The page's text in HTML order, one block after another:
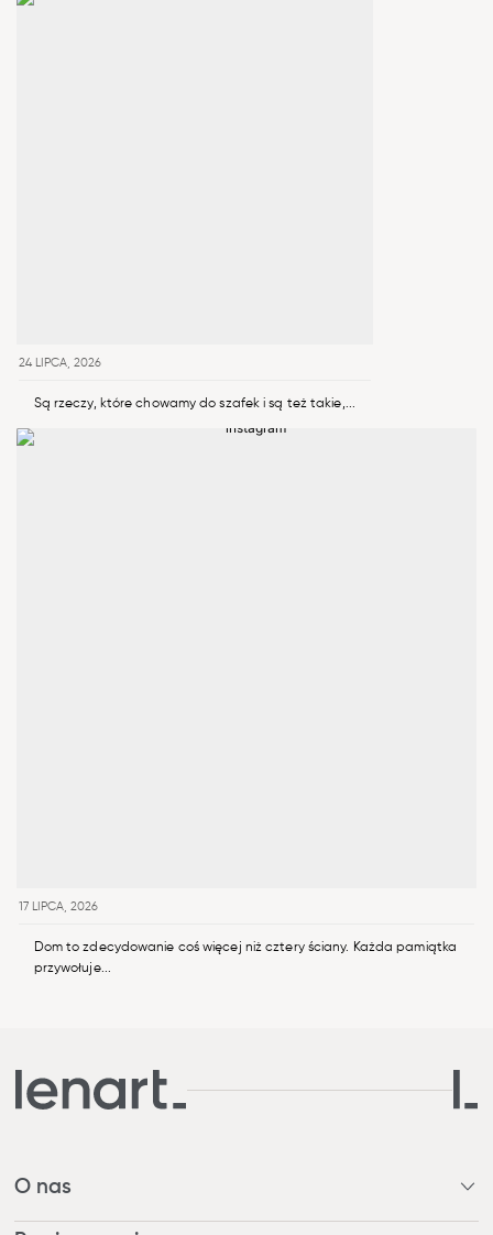
24 LIPCA, 2026
Są rzeczy, które chowamy do szafek i są też takie,...
17 LIPCA, 2026
Dom to zdecydowanie coś więcej niż cztery ściany. Każda pamiątka
przywołuje...
O nas
Kim jesteśmy?